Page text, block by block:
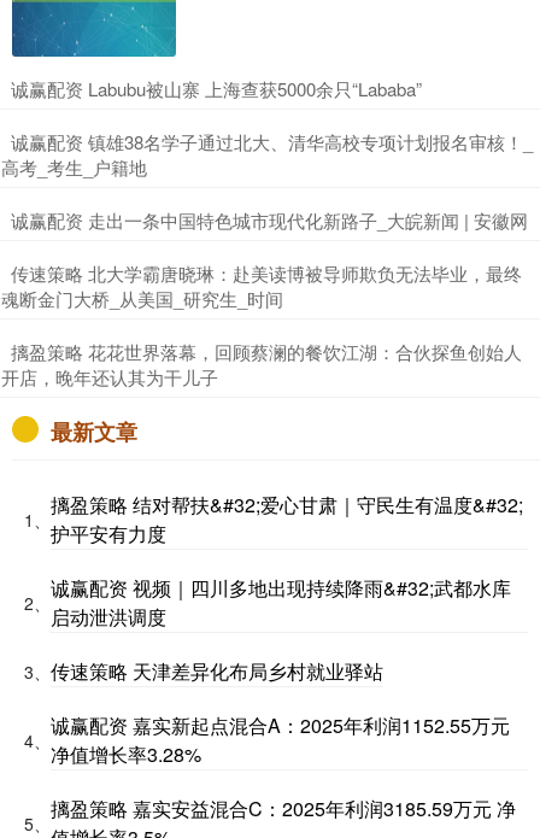
​诚赢配资 Labubu被山寨 上海查获5000余只“Lababa”
​诚赢配资 镇雄38名学子通过北大、清华高校专项计划报名审核！_
高考_考生_户籍地
​诚赢配资 走出一条中国特色城市现代化新路子_大皖新闻 | 安徽网
​传速策略 北大学霸唐晓琳：赴美读博被导师欺负无法毕业，最终
魂断金门大桥_从美国_研究生_时间
​摛盈策略 花花世界落幕，回顾蔡澜的餐饮江湖：合伙探鱼创始人
开店，晚年还认其为干儿子
最新文章
1、
摛盈策略 结对帮扶&#32;爱心甘肃｜守民生有温度&#32;
护平安有力度
2、
诚赢配资 视频｜四川多地出现持续降雨&#32;武都水库
启动泄洪调度
3、 传速策略 天津差异化布局乡村就业驿站
4、
诚赢配资 嘉实新起点混合A：2025年利润1152.55万元
净值增长率3.28%
5、
摛盈策略 嘉实安益混合C：2025年利润3185.59万元 净